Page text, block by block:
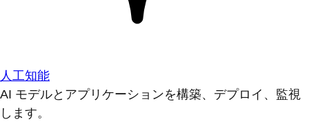
人工知能
AI モデルとアプリケーションを構築、デプロイ、監視
します。